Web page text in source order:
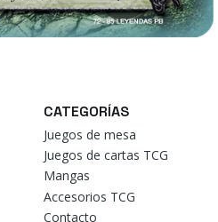
CATEGORÍAS
Juegos de mesa
Juegos de cartas TCG
Mangas
Accesorios TCG
Contacto